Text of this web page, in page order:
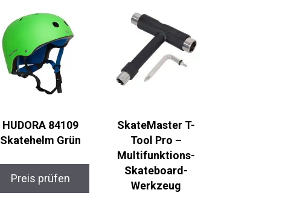
HUDORA 84109
SkateMaster T-
Tool Pro –
Multifunktions-
Skateboard-